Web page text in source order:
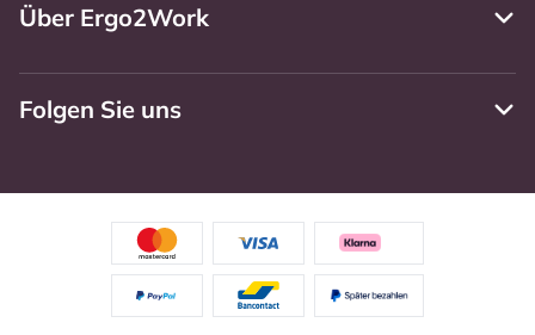
Über Ergo2Work
Folgen Sie uns